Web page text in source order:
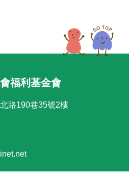
生活小物創作
1 件
收藏
福利基金會
路190巷35號2樓